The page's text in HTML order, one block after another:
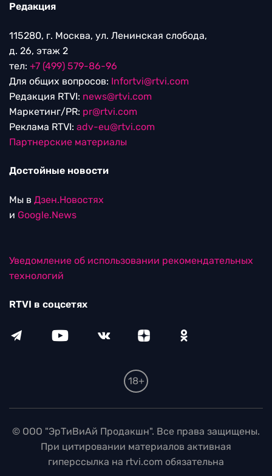
Редакция
115280, г. Москва, ул. Ленинская слобода,
д. 26, этаж 2
тел: +7 (499) 579-86-96
Для общих вопросов: Infortvi@rtvi.com
Редакция RTVI: news@rtvi.com
Маркетинг/PR: pr@rtvi.com
Реклама RTVI: adv-eu@rtvi.com
Партнерские материалы
Достойные новости
Мы в Дзен.Новостях
и Google.News
Уведомление об использовании рекомендательных
технологий
RTVI в соцсетях
18+
© ООО "ЭрТиВиАй Продакшн". Все права защищены.
При цитировании материалов активная
гиперссылка на rtvi.com обязательна